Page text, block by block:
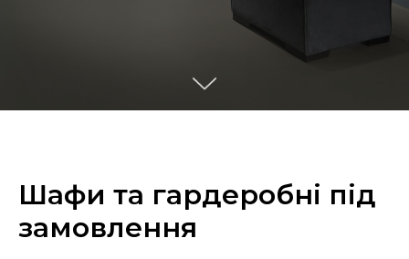
Шафи та гардеробні під
замовлення